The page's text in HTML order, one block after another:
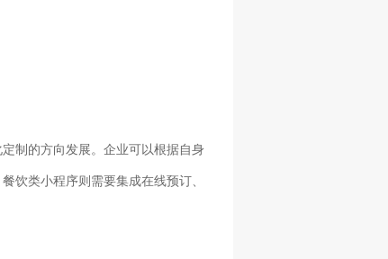
制的方向发展。企业可以根据自身
饮类小程序则需要集成在线预订、